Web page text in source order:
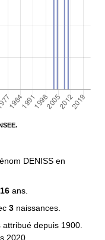
DENISS en
16 ans.
3 naissances.
depuis 1900.
2020.